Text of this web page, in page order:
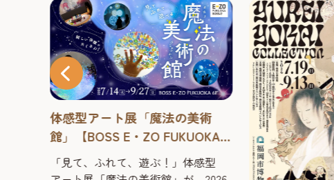
体感型アート展「魔法の美術
館」【BOSS E・ZO FUKUOKA
6Fイベントホール】2026年
「見て、ふれて、遊ぶ！」体感型